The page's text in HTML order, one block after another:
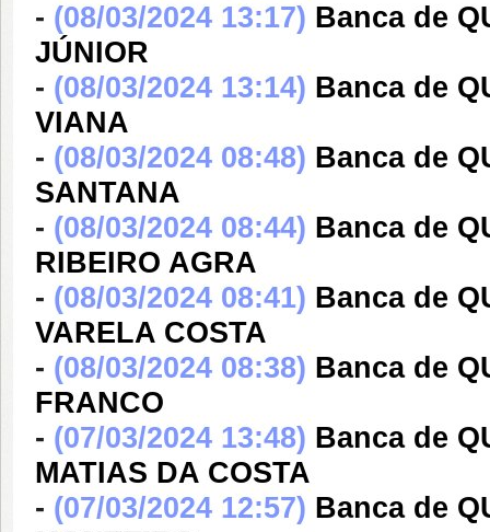
- (08/03/2024 13:17) Banca de
JÚNIOR
- (08/03/2024 13:14) Banca de
VIANA
- (08/03/2024 08:48) Banca de
SANTANA
- (08/03/2024 08:44) Banca de
RIBEIRO AGRA
- (08/03/2024 08:41) Banca de
VARELA COSTA
- (08/03/2024 08:38) Banca de
FRANCO
- (07/03/2024 13:48) Banca de
MATIAS DA COSTA
- (07/03/2024 12:57) Banca de